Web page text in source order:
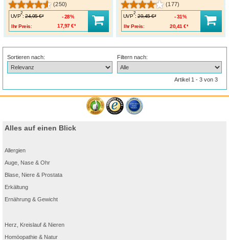
(250)
UVP
2
: 24,95 €*
Ihr Preis:
17,97 €*
28%
(177)
UVP
2
: 29,45 €*
Ihr Preis:
20,41 €*
31%
Sortieren nach: Filtern nach:
Artikel 1 - 3 von 3
Alles auf einen Blick
Allergien
Auge, Nase & Ohr
Blase, Niere & Prostata
Erkältung
Ernährung & Gewicht
Herz, Kreislauf & Nieren
Homöopathie & Natur